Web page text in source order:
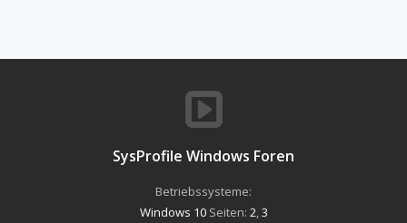
SysProfile Windows Foren
Betriebssysteme:
Windows 10Seiten: 2 3